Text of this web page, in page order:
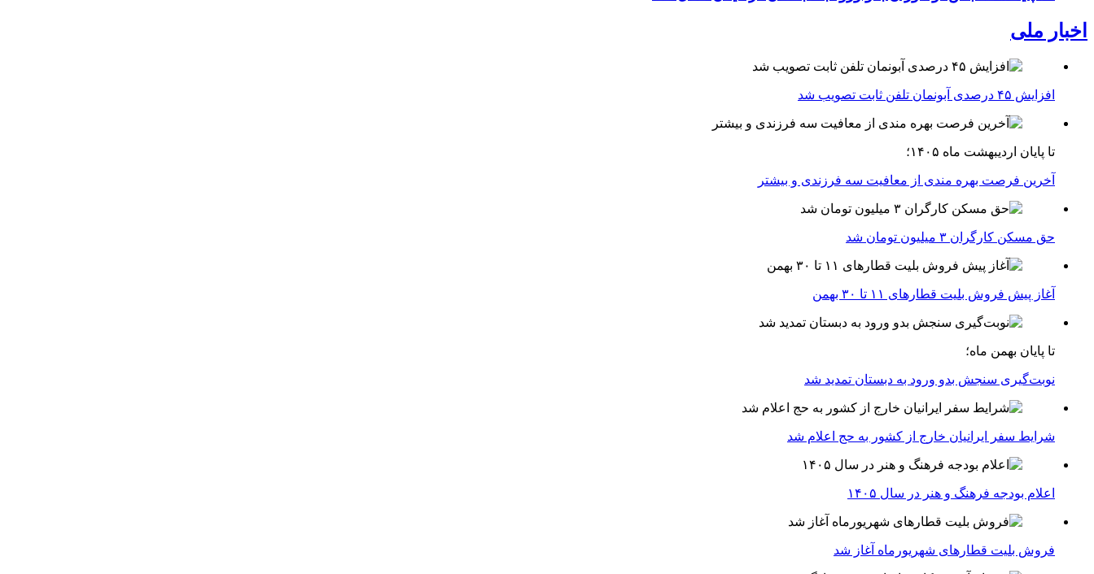
اخبار ملی
افزایش ۴۵ درصدی آبونمان تلفن ثابت تصویب شد
تا پایان اردیبهشت ماه ۱۴۰۵؛
آخرین فرصت بهره مندی از معافیت سه فرزندی و بیشتر
حق مسکن کارگران ۳ میلیون تومان شد
آغاز پیش فروش بلیت‌ قطارهای ۱۱ تا ۳۰ بهمن
تا پایان بهمن ماه؛
نوبت‌گیری سنجش بدو ورود به دبستان تمدید شد
شرایط سفر ایرانیان خارج از کشور به حج اعلام شد
اعلام بودجه فرهنگ و هنر در سال ۱۴۰۵
فروش بلیت قطارهای شهریورماه آغاز شد